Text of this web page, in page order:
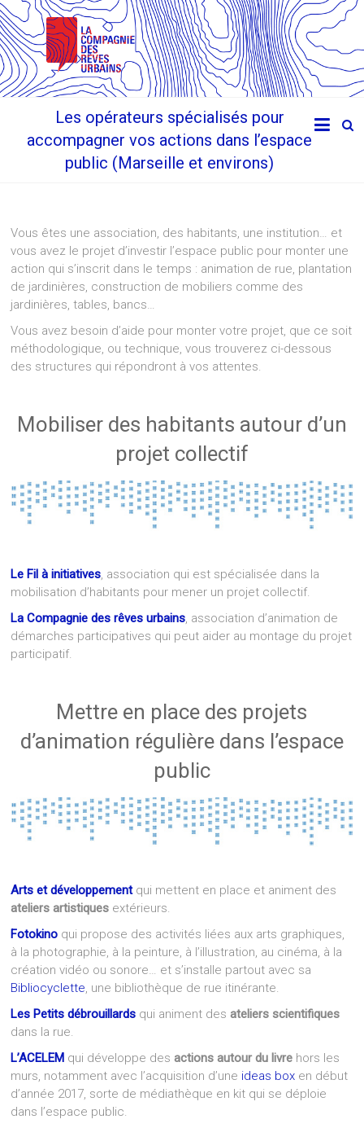
Les opérateurs spécialisés pour
accompagner vos actions dans l’espace
public (Marseille et environs)
Vous êtes une association, des habitants, une institution… et
vous avez le projet d’investir l’espace public pour monter une
action qui s’inscrit dans le temps : animation de rue, plantation
de jardinières, construction de mobiliers comme des
jardinières, tables, bancs…
Vous avez besoin d’aide pour monter votre projet, que ce soit
méthodologique, ou technique, vous trouverez ci-dessous
des structures qui répondront à vos attentes.
Mobiliser des habitants autour d’un
projet collectif
Le Fil à initiatives, association qui est spécialisée dans la
mobilisation d’habitants pour mener un projet collectif.
La Compagnie des rêves urbains, association d’animation de
démarches participatives qui peut aider au montage du projet
participatif.
Mettre en place des projets
d’animation régulière dans l’espace
public
Arts et développementqui mettent en place et animent des
ateliers artistiques extérieurs.
Fotokino qui propose des activités liées aux arts graphiques,
à la photographie, à la peinture, à l’illustration, au cinéma, à la
création vidéo ou sonore… et s’installe partout avec sa
Bibliocyclette, une bibliothèque de rue itinérante.
Les Petits débrouillards qui animent des ateliers scientifiques
dans la rue.
L’ACELEM qui développe desactions autour du livre hors les
murs, notamment avec l’acquisition d’une ideas box en début
d’année 2017, sorte de médiathèque en kit qui se déploie
dans l’espace public.